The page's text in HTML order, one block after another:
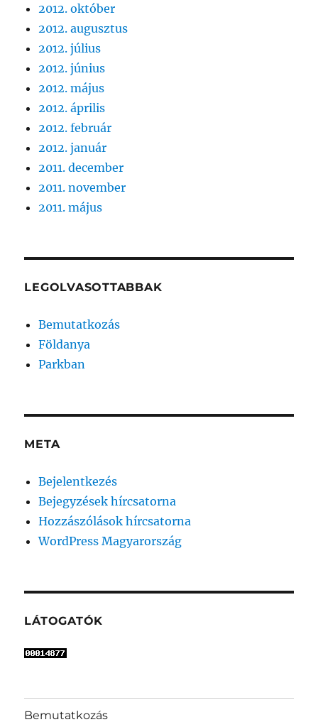
2012. október
2012. augusztus
2012. július
2012. június
2012. május
2012. április
2012. február
2012. január
2011. december
2011. november
2011. május
LEGOLVASOTTABBAK
Bemutatkozás
Földanya
Parkban
META
Bejelentkezés
Bejegyzések hírcsatorna
Hozzászólások hírcsatorna
WordPress Magyarország
LÁTOGATÓK
Bemutatkozás